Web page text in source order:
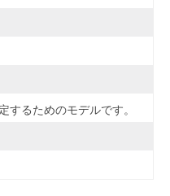
るためのモデルです。